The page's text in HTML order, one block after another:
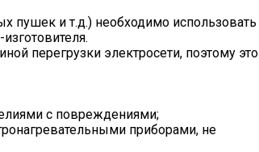
пушек и т.д.) необходимо использовать
перегрузки электросети, поэтому это
с повреждениями;
приборами, не